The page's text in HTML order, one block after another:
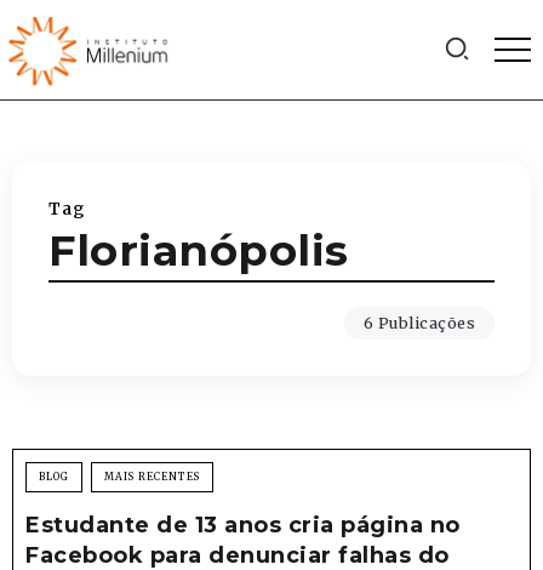
Tag
Florianópolis
6 Publicações
BLOG MAIS RECENTES
Estudante de 13 anos cria página no
Facebook para denunciar falhas do